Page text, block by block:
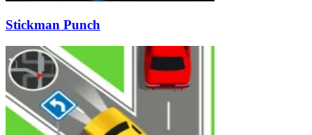
Stickman Punch